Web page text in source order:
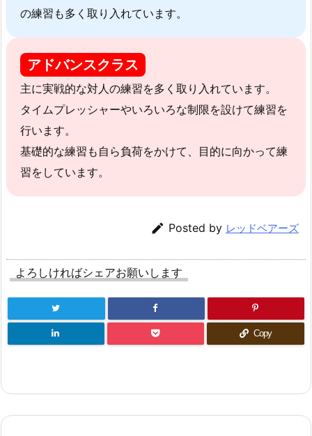
の練習も多く取り入れています。
アドバンスクラス
主に実戦的な対人の練習を多く取り入れています。
タイムプレッシャーやいろいろな制限を設けて練習を
行います。
基礎的な練習も自ら負荷をかけて、目的に向かって練
習をしています。
 Posted by レッドベアーズ
よろしければシェアお願いします
Copy